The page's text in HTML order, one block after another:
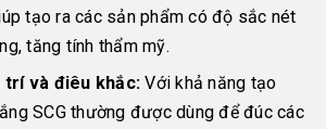
tạo ra các sản phẩm có độ sắc nét
tăng tính thẩm mỹ.
và điêu khắc: Với khả năng tạo
SCG thường được dùng để đúc các